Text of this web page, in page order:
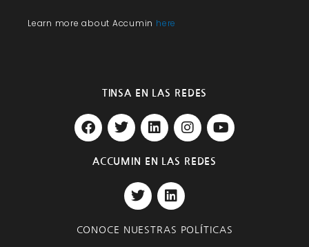
Learn more about Accumin here
TINSA EN LAS REDES
F
a
e
T
w
t
e
r
L
i
k
d
I
n
t
m
Y
o
ACCUMIN EN LAS REDES
T
w
t
L
i
k
CONOCE NUESTRAS POLÍTICAS